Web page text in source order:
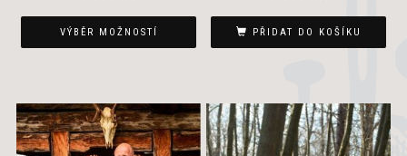
VÝBĚR MOŽNOSTÍ PŘIDAT DO KOŠÍKU